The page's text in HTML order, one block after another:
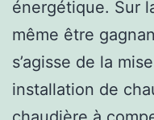
énergétique. Sur
même être
s’agisse de la
installation de